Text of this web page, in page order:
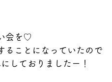
会を♡
ることになっていたので
しておりましたー！